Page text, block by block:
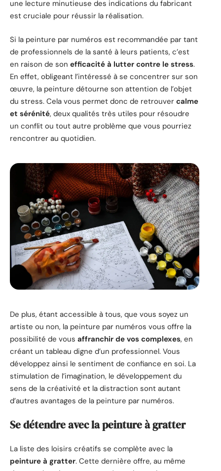
une lecture minutieuse des indications du fabricant
est cruciale pour réussir la réalisation.
Si la peinture par numéros est recommandée par tant
de professionnels de la santé à leurs patients, c’est
en raison de son efficacité à lutter contre le stress.
En effet, obligeant l’intéressé à se concentrer sur son
œuvre, la peinture détourne son attention de l’objet
du stress. Cela vous permet donc de retrouver calme
et sérénité, deux qualités très utiles pour résoudre
un conflit ou tout autre problème que vous pourriez
rencontrer au quotidien.
De plus, étant accessible à tous, que vous soyez un
artiste ou non, la peinture par numéros vous offre la
possibilité de vous affranchir de vos complexes, en
créant un tableau digne d’un professionnel. Vous
développez ainsi le sentiment de confiance en soi. La
stimulation de l’imagination, le développement du
sens de la créativité et la distraction sont autant
d’autres avantages de la peinture par numéros.
Se détendre avec la peinture à gratter
La liste des loisirs créatifs se complète avec la
peinture à gratter. Cette dernière offre, au même